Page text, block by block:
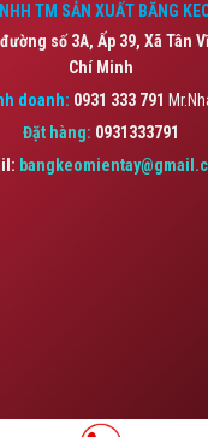
TM SẢN XUẤT BĂNG
số 3A, Ấp 39, Xã Tân
Chí Minh
doanh: 0931 333 791
Đặt hàng: 0931333791